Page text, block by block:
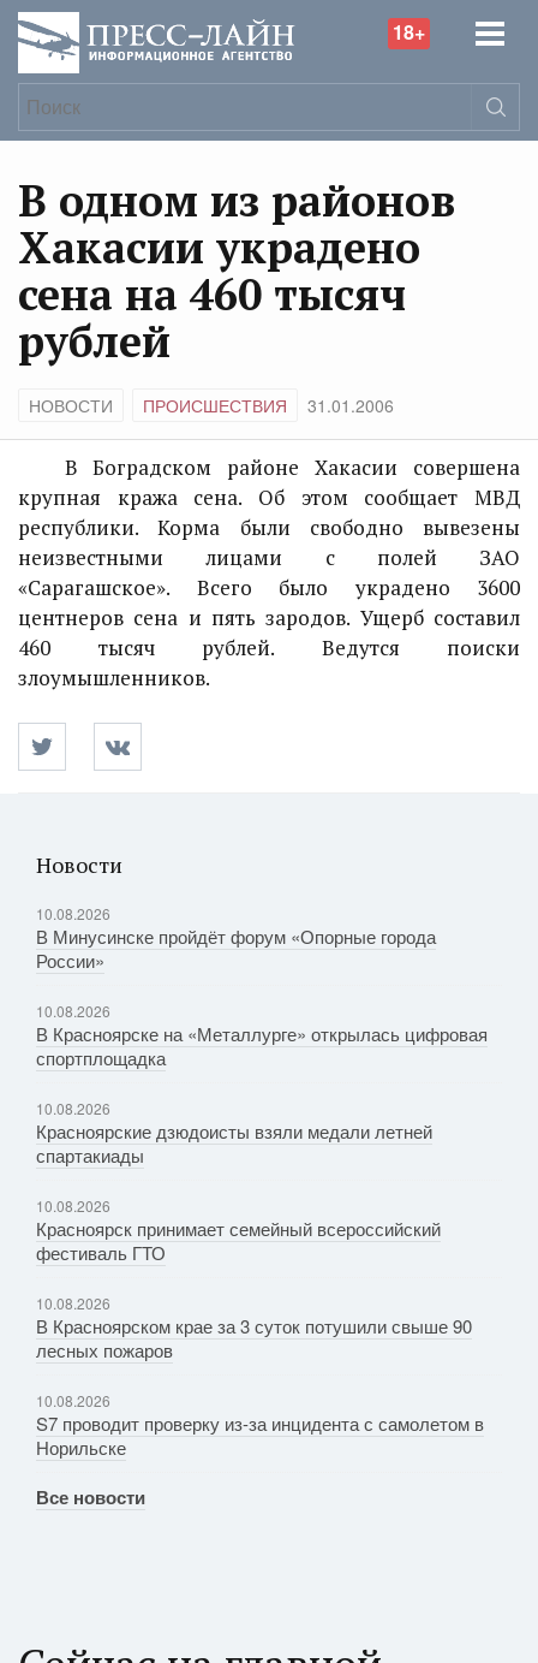
18+
В одном из районов
Хакасии украдено
сена на 460 тысяч
рублей
НОВОСТИ ПРОИСШЕСТВИЯ 31.01.2006
В Боградском районе Хакасии совершена
крупная кража сена. Об этом сообщает МВД
республики. Корма были свободно вывезены
неизвестными лицами с полей ЗАО
«Сарагашское». Всего было украдено 3600
центнеров сена и пять зародов. Ущерб составил
460 тысяч рублей. Ведутся поиски
злоумышленников.
Новости
10.08.2026
В Минусинске пройдёт форум «Опорные города
России»
10.08.2026
В Красноярске на «Металлурге» открылась цифровая
спортплощадка
10.08.2026
Красноярские дзюдоисты взяли медали летней
спартакиады
10.08.2026
Красноярск принимает семейный всероссийский
фестиваль ГТО
10.08.2026
В Красноярском крае за 3 суток потушили свыше 90
лесных пожаров
10.08.2026
S7 проводит проверку из-за инцидента с самолетом в
Норильске
Все новости